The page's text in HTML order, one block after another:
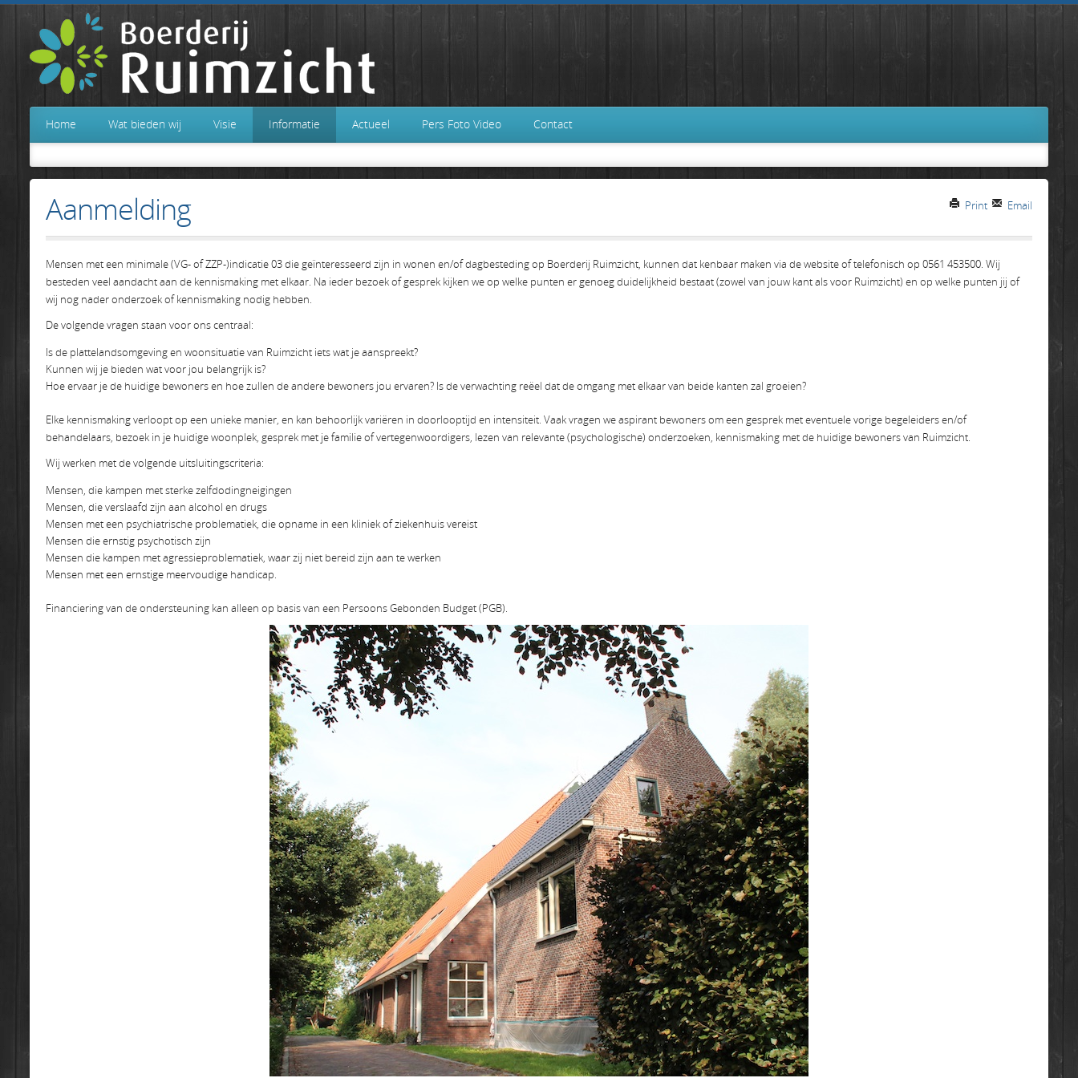
Home Wat bieden wij Visie Informatie Actueel Pers Foto Video Contact
Email
Print
Aanmelding
Mensen met een minimale (VG- of ZZP-)indicatie 03 die geïnteresseerd zijn in wonen en/of dagbesteding op Boerderij Ruimzicht, kunnen dat kenbaar maken via de website of telefonisch op 0561 453500. Wij
besteden veel aandacht aan de kennismaking met elkaar. Na ieder bezoek of gesprek kijken we op welke punten er genoeg duidelijkheid bestaat (zowel van jouw kant als voor Ruimzicht) en op welke punten jij of
wij nog nader onderzoek of kennismaking nodig hebben.
De volgende vragen staan voor ons centraal:
Is de plattelandsomgeving en woonsituatie van Ruimzicht iets wat je aanspreekt?
Kunnen wij je bieden wat voor jou belangrijk is?
Hoe ervaar je de huidige bewoners en hoe zullen de andere bewoners jou ervaren? Is de verwachting reëel dat de omgang met elkaar van beide kanten zal groeien?
Elke kennismaking verloopt op een unieke manier, en kan behoorlijk variëren in doorlooptijd en intensiteit. Vaak vragen we aspirant bewoners om een gesprek met eventuele vorige begeleiders en/of
behandelaars, bezoek in je huidige woonplek, gesprek met je familie of vertegenwoordigers, lezen van relevante (psychologische) onderzoeken, kennismaking met de huidige bewoners van Ruimzicht.
Wij werken met de volgende uitsluitingscriteria:
Mensen, die kampen met sterke zelfdodingneigingen
Mensen, die verslaafd zijn aan alcohol en drugs
Mensen met een psychiatrische problematiek, die opname in een kliniek of ziekenhuis vereist
Mensen die ernstig psychotisch zijn
Mensen die kampen met agressieproblematiek, waar zij niet bereid zijn aan te werken
Mensen met een ernstige meervoudige handicap.
Financiering van de ondersteuning kan alleen op basis van een Persoons Gebonden Budget (PGB).